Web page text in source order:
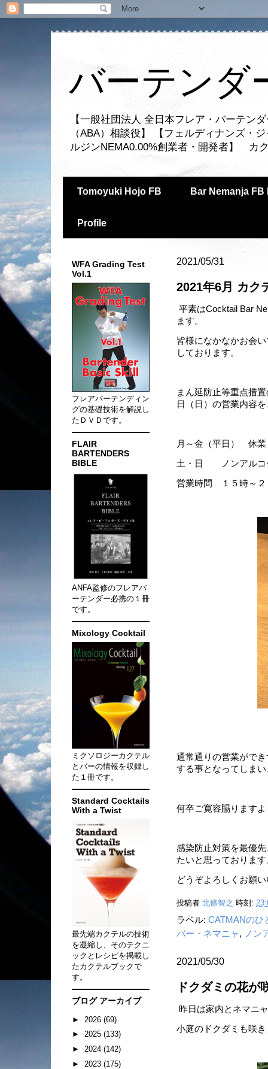
バーテンダ
【一般社団法人 全日本フレア・バーテン
（ABA）相談役】 【フェルディナンズ・
ルジンNEMA0.00%創業者・開発者】 カ
Tomoyuki Hojo FB Bar Nemanja FB
Profile
2021/05/31
2021年6月 カク
平素はCocktail Bar
ます。
皆様になかなかお会
しております。
まん延防止等重点措
日（日）の営業内容
月～金（平日） 休業
土・日 ノンアルコ
営業時間 １５時～２
通常通りの営業がで
する事となってしま
何卒ご寛容賜ります
感染防止対策を最優
たいと思っております
どうぞよろしくお願
投稿者 北條智之 時刻:
ラベル: CATMANのひ
バー・ネマニャ, ノン
2021/05/30
ドクダミの花が
昨日は家内とネマニ
小庭のドクダミも咲
WFA Grading Test
Vol.1
フレアバーテンディン
グの基礎技術を解説し
たＤＶＤです。
FLAIR
BARTENDERS
BIBLE
ANFA監修のフレアバ
ーテンダー必携の１冊
です。
Mixology Cocktail
ミクソロジーカクテル
とバーの情報を収録し
た１冊です。
Standard Cocktails
With a Twist
最先端カクテルの技術
を凝縮し、そのテクニ
ックとレシピを掲載し
たカクテルブックで
す。
ブログ アーカイブ
► 2026 (69)
► 2025 (133)
► 2024 (142)
► 2023 (175)